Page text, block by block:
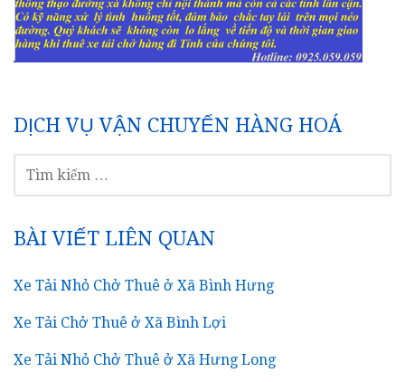
DỊCH VỤ VẬN CHUYỂN HÀNG HOÁ
KIẾM
BÀI VIẾT LIÊN QUAN
Xe Tải Nhỏ Chở Thuê ở Xã Bình Hưng
Xe Tải Chở Thuê ở Xã Bình Lợi
Xe Tải Nhỏ Chở Thuê ở Xã Hưng Long